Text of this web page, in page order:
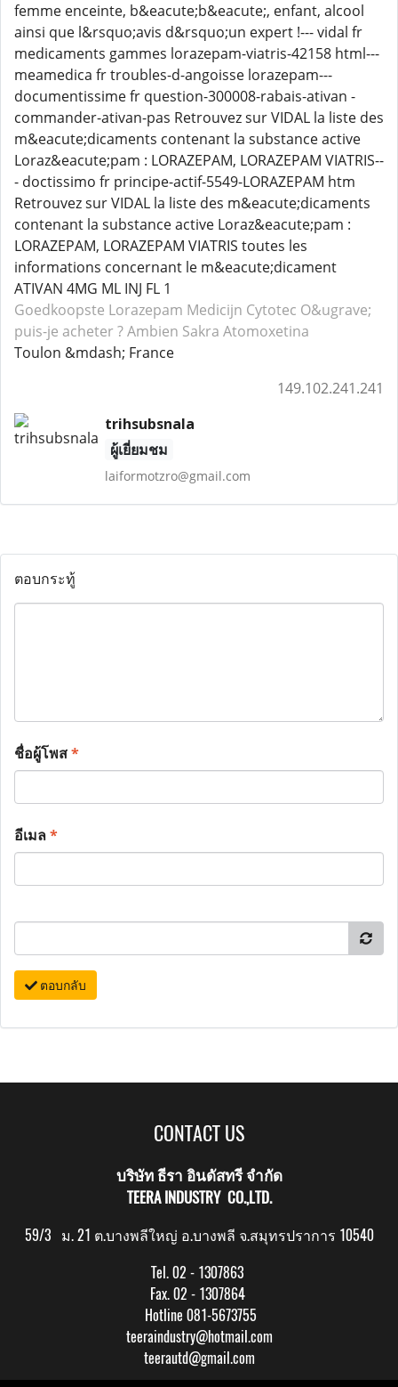
femme enceinte, b&eacute;b&eacute;, enfant, alcool
ainsi que l&rsquo;avis d&rsquo;un expert !--- vidal fr
medicaments gammes lorazepam-viatris-42158 html---
meamedica fr troubles-d-angoisse lorazepam---
documentissime fr question-300008-rabais-ativan -
commander-ativan-pas Retrouvez sur VIDAL la liste des
m&eacute;dicaments contenant la substance active
Loraz&eacute;pam : LORAZEPAM, LORAZEPAM VIATRIS--
- doctissimo fr principe-actif-5549-LORAZEPAM htm
Retrouvez sur VIDAL la liste des m&eacute;dicaments
contenant la substance active Loraz&eacute;pam :
LORAZEPAM, LORAZEPAM VIATRIS toutes les
informations concernant le m&eacute;dicament
ATIVAN 4MG ML INJ FL 1
Goedkoopste Lorazepam Medicijn Cytotec O&ugrave;
puis-je acheter ? Ambien Sakra Atomoxetina
Toulon &mdash; France
149.102.241.241
trihsubsnala
ผู้เยี่ยมชม
laiformotzro@gmail.com
ตอบกระทู้
ชื่อผู้โพส*
อีเมล*
ตอบกลับ
CONTACT US
บริษัท ธีรา อินดัสทรี จำกัด
TEERA INDUSTRY CO.,LTD.
59/3 ม. 21 ต.บางพลีใหญ่ อ.บางพลี จ.สมุทรปราการ 10540
Tel. 02 - 1307863
Fax. 02 - 1307864
Hotline 081-5673755
teeraindustry@hotmail.com
teerautd@gmail.com